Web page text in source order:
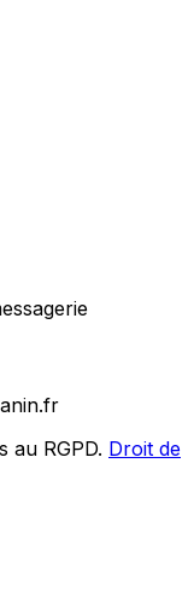
au RGPD. Droit de